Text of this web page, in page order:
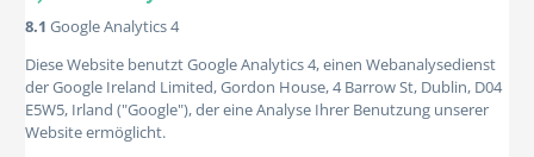
8.1 Google Analytics 4
Diese Website benutzt Google Analytics 4, einen Webanalysedienst
der Google Ireland Limited, Gordon House, 4 Barrow St, Dublin, D04
E5W5, Irland ("Google"), der eine Analyse Ihrer Benutzung unserer
Website ermöglicht.